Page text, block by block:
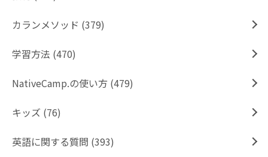
カランメソッド (379)
学習方法 (470)
NativeCamp.の使い方 (479)
キッズ (76)
英語に関する質問 (393)